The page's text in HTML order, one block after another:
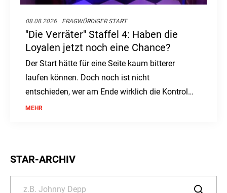
08.08.2026 FRAGWÜRDIGER START
"Die Verräter" Staffel 4: Haben die
Loyalen jetzt noch eine Chance?
Der Start hätte für eine Seite kaum bitterer
laufen können. Doch noch ist nicht
entschieden, wer am Ende wirklich die Kontrolle
behält.
MEHR
STAR-ARCHIV